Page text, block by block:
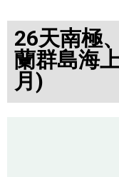
26天南極
蘭群島海
月)